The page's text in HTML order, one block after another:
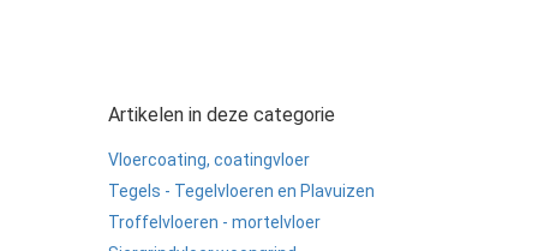
Artikelen in deze categorie
Vloercoating, coatingvloer
Tegels - Tegelvloeren en Plavuizen
Troffelvloeren - mortelvloer